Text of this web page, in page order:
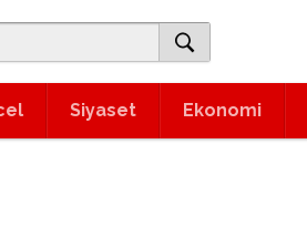
Siyaset Ekonomi